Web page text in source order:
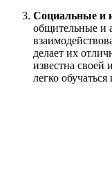
Социальные и
общительные и
делает их
известна своей
легко